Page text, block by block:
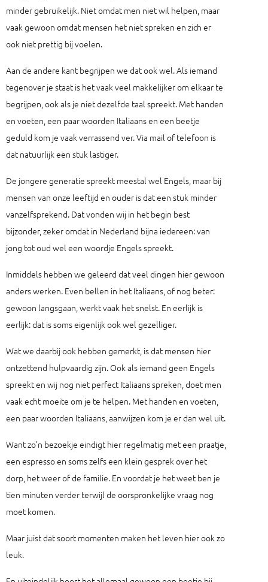
minder gebruikelijk. Niet omdat men niet wil helpen, maar
vaak gewoon omdat mensen het niet spreken en zich er
ook niet prettig bij voelen.
Aan de andere kant begrijpen we dat ook wel. Als iemand
tegenover je staat is het vaak veel makkelijker om elkaar te
begrijpen, ook als je niet dezelfde taal spreekt. Met handen
en voeten, een paar woorden Italiaans en een beetje
geduld kom je vaak verrassend ver. Via mail of telefoon is
dat natuurlijk een stuk lastiger.
De jongere generatie spreekt meestal wel Engels, maar bij
mensen van onze leeftijd en ouder is dat een stuk minder
vanzelfsprekend. Dat vonden wij in het begin best
bijzonder, zeker omdat in Nederland bijna iedereen: van
jong tot oud wel een woordje Engels spreekt.
Inmiddels hebben we geleerd dat veel dingen hier gewoon
anders werken. Even bellen in het Italiaans, of nog beter:
gewoon langsgaan, werkt vaak het snelst. En eerlijk is
eerlijk: dat is soms eigenlijk ook wel gezelliger.
Wat we daarbij ook hebben gemerkt, is dat mensen hier
ontzettend hulpvaardig zijn. Ook als iemand geen Engels
spreekt en wij nog niet perfect Italiaans spreken, doet men
vaak echt moeite om je te helpen. Met handen en voeten,
een paar woorden Italiaans, aanwijzen kom je er dan wel uit.
Want zo’n bezoekje eindigt hier regelmatig met een praatje,
een espresso en soms zelfs een klein gesprek over het
dorp, het weer of de familie. En voordat je het weet ben je
tien minuten verder terwijl de oorspronkelijke vraag nog
moet komen.
Maar juist dat soort momenten maken het leven hier ook zo
leuk.